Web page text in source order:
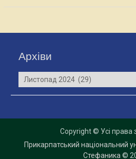
Архіви
Архіви
Copyright © Усі права
Прикарпатський національний
Стефаника ©